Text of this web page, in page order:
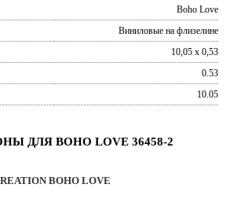
Boho Love
Виниловые на флизелине
10,05 x 0,53
0.53
10.05
ДЛЯ BOHO LOVE 36458-2
BOHO LOVE